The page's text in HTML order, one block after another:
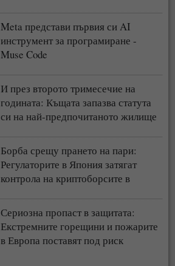
Meta представи първия си AI
инструмент за програмиране -
Muse Code
И през второто тримесечие на
годината: Къщата запазва статута
си на най-предпочитаното жилище
Борба срещу прането на пари:
Регулаторите в Япония затягат
контрола на криптоборсите в
Сериозна пропаст в защитата:
Екстремните горещини и пожарите
в Европа поставят под риск